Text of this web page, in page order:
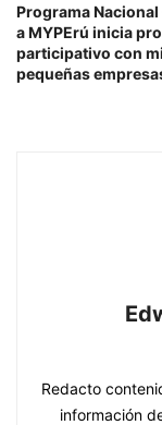
Programa
a MYPErú inicia
participativo con
pequeñas
Redacto
información